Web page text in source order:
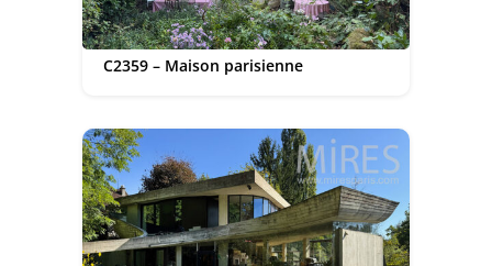
C2359 – Maison parisienne